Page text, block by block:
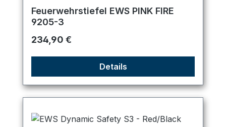
Durchschnittliche Bewertung von 5 von 5 Sternen
Feuerwehrstiefel EWS PINK FIRE
9205-3
Regulärer Preis:
234,90 €
Details